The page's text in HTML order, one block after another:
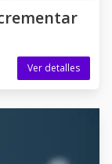
Ver detalles